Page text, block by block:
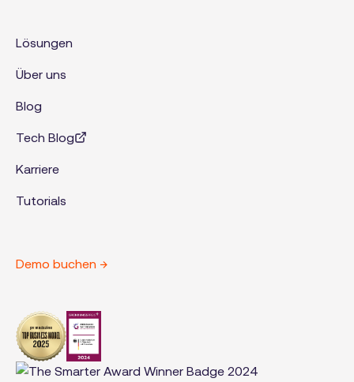
Lösungen
Über uns
Blog
Tech Blog
Karriere
Tutorials
Demo buchen →